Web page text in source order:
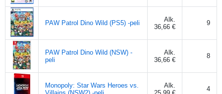
PAW Patrol Dino Wild (PS5) -peli
Alk.
36,66 €
9
PAW Patrol Dino Wild (NSW) -
peli
Alk.
36,66 €
8
Monopoly: Star Wars Heroes vs.
Alk.
4